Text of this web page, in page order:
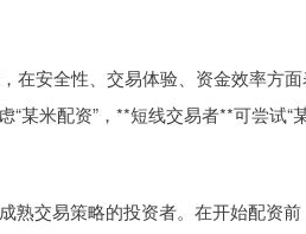
在安全性、交易体验、资金效率方
某米配资”，**短线交易者**可尝试“
熟交易策略的投资者。在开始配资